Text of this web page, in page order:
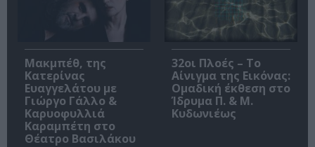
Μακμπέθ, της
Κατερίνας
Ευαγγελάτου με
Γιώργο Γάλλο &
Καρυοφυλλιά
Καραμπέτη στο
Θέατρο Βασιλάκου
32οι Πλοές – Το
Αίνιγμα της Εικόνας:
Ομαδική έκθεση στο
Ίδρυμα Π. & Μ.
Κυδωνιέως